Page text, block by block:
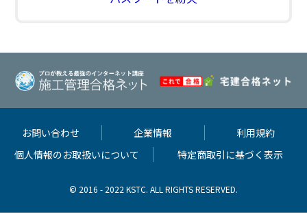
お問い合わせ 企業情報
利用規約
個人情報のお取扱いについて
特定商取引に基づく表示
© 2016 - 2022 KSTC. ALL RIGHTS RESERVED.